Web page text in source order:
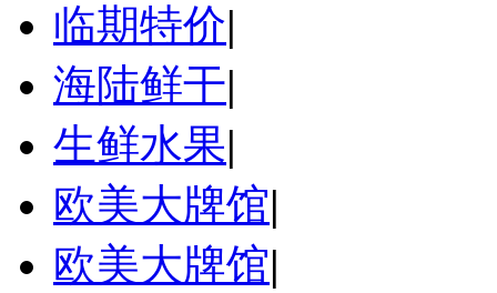
临期特价|
海陆鲜干|
生鲜水果|
欧美大牌馆|
欧美大牌馆|